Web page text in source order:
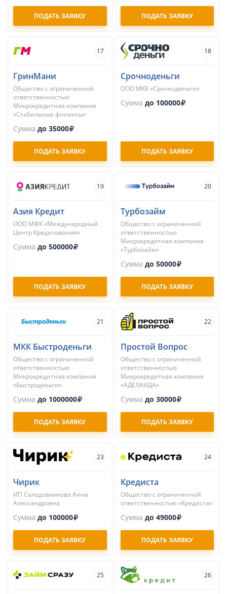
ПОДАТЬ ЗАЯВКУ ПОДАТЬ ЗАЯВКУ
17
ГринМани
Общество с ограниченной
ответственностью
Микрокредитная компания
«Стабильные финансы»
Сумма до 35000
ПОДАТЬ ЗАЯВКУ
18
Срочноденьги
ООО МКК «Срочноденьги»
Сумма до 100000
ПОДАТЬ ЗАЯВКУ
19
Азия Кредит
ООО МФК «Международный
Центр Кредитования»
Сумма до 500000
ПОДАТЬ ЗАЯВКУ
20
Турбозайм
Общество с ограниченной
ответственностью
Микрокредитная компания
«Турбозайм»
Сумма до 50000
ПОДАТЬ ЗАЯВКУ
21
МКК Быстроденьги
Общество с ограниченной
ответственностью
Микрокредитная компания
«Быстроденьги»
Сумма до 1000000
ПОДАТЬ ЗАЯВКУ
22
Простой Вопрос
Общество с ограниченной
ответственностью
Микрокредитная компания
«АДЕЛАИДА»
Сумма до 30000
ПОДАТЬ ЗАЯВКУ
23
Чирик
ИП Солодовникова Анна
Александровна
Сумма до 100000
ПОДАТЬ ЗАЯВКУ
24
Кредиста
Общество с ограниченной
ответственностью «Кредиста»
Сумма до 49000
ПОДАТЬ ЗАЯВКУ
25 26